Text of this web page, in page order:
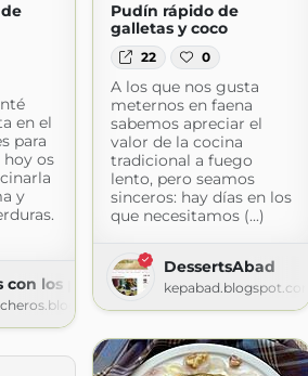
en el
para
os
y
con los pucheros
Pudín rápido de
galletas y coco
22 0
A los que nos gusta
meternos en faena
sabemos apreciar el
valor de la cocina
tradicional a fuego
lento, pero seamos
sinceros: hay días en los
que necesitamos (...)
DessertsAbad
kepabad.blogspot.com